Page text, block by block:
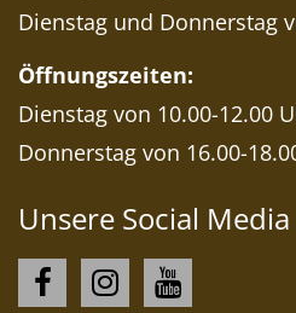
Dienstag und Donnerstag
Öffnungszeiten:
Dienstag von 10.00-12.00
Donnerstag von 16.00-
Unsere Social